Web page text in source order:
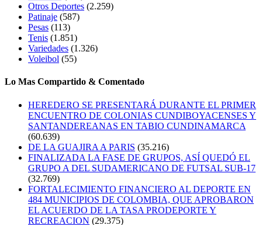
Otros Deportes (2.259)
Patinaje (587)
Pesas (113)
Tenis (1.851)
Variedades (1.326)
Voleibol (55)
Lo Mas Compartido & Comentado
HEREDERO SE PRESENTARÁ DURANTE EL PRIMER
ENCUENTRO DE COLONIAS CUNDIBOYACENSES Y
SANTANDEREANAS EN TABIO CUNDINAMARCA
(60.639)
DE LA GUAJIRA A PARIS (35.216)
FINALIZADA LA FASE DE GRUPOS, ASÍ QUEDÓ EL
GRUPO A DEL SUDAMERICANO DE FUTSAL SUB-17
(32.769)
FORTALECIMIENTO FINANCIERO AL DEPORTE EN
484 MUNICIPIOS DE COLOMBIA, QUE APROBARON
EL ACUERDO DE LA TASA PRODEPORTE Y
RECREACION (29.375)